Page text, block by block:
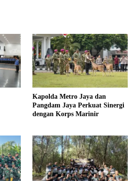
Kapolda Metro Jaya dan
Pangdam Jaya Perkuat Sinergi
dengan Korps Marinir